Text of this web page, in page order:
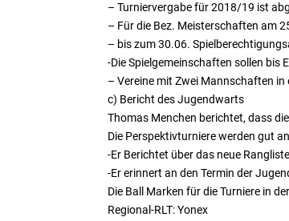
– Turniervergabe für 2018/19 ist
– Für die Bez. Meisterschaften am
– bis zum 30.06.
-Die Spielgemeinschaften sollen bis
– Vereine mit Zwei Mannschaften in
c) Bericht des Jugendwarts
Thomas Menchen berichtet, dass
Die Perspektivturniere werden gut
-Er Berichtet über das neue
-Er erinnert an den Termin der
Die Ball Marken für die Turniere in
Regional-RLT: Yonex